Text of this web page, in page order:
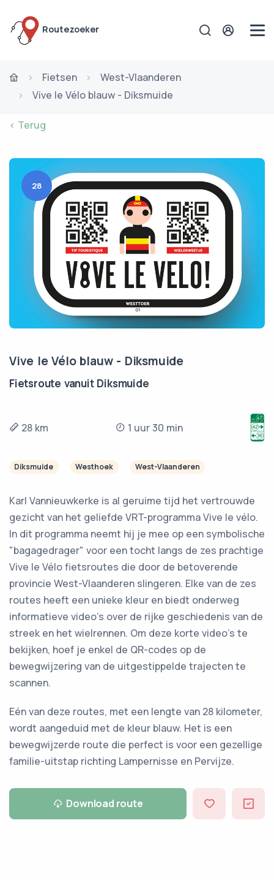
Routezoeker
Fietsen
West-Vlaanderen
Vive le Vélo blauw - Diksmuide
< Terug
28
Vive le Vélo blauw - Diksmuide
Fietsroute vanuit Diksmuide
28 km 1 uur 30 min
Diksmuide Westhoek West-Vlaanderen
Karl Vannieuwkerke is al geruime tijd het vertrouwde
gezicht van het geliefde VRT-programma Vive le vélo.
In dit programma neemt hij je mee op een symbolische
"bagagedrager" voor een tocht langs de zes prachtige
Vive le Vélo fietsroutes die door de betoverende
provincie West-Vlaanderen slingeren. Elke van de zes
routes heeft een unieke kleur en biedt onderweg
informatieve video's over de rijke geschiedenis van de
streek en het wielrennen. Om deze korte video's te
bekijken, hoef je enkel de QR-codes op de
bewegwijzering van de uitgestippelde trajecten te
scannen.
Eén van deze routes, met een lengte van 28 kilometer,
wordt aangeduid met de kleur blauw. Het is een
bewegwijzerde route die perfect is voor een gezellige
familie-uitstap richting Lampernisse en Pervijze.
Download route